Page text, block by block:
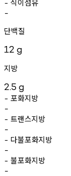
- 식이섬유
-
단백질
12 g
지방
2.5 g
- 포화지방
-
- 트랜스지방
-
- 다불포화지방
-
- 불포화지방
-